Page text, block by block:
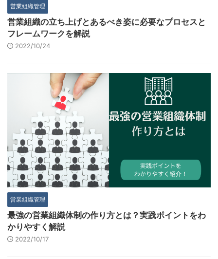
営業組織管理
営業組織の立ち上げとあるべき姿に必要なプロセスと
フレームワークを解説
2022/10/24
営業組織管理
最強の営業組織体制の作り方とは？実践ポイントをわ
かりやすく解説
2022/10/17